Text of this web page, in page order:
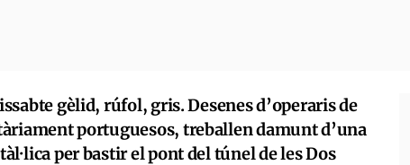
gèlid, rúfol, gris. Desenes d’operaris de
portuguesos, treballen damunt d’una
per bastir el pont del túnel de les Dos